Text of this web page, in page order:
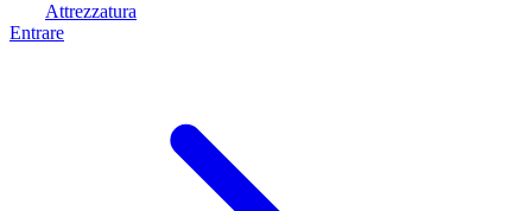
Attrezzatura
Entrare